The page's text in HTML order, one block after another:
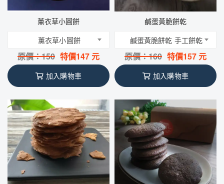
薰衣草小圓餅
薰衣草小圓餅
原價：150 特價147 元
加入購物車
鹹蛋黃脆餅乾
鹹蛋黃脆餅乾 手工餅乾
原價：160 特價157 元
加入購物車